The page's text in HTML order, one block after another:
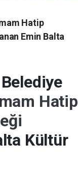
Hatip
Emin Balta
Hatip
Kültür